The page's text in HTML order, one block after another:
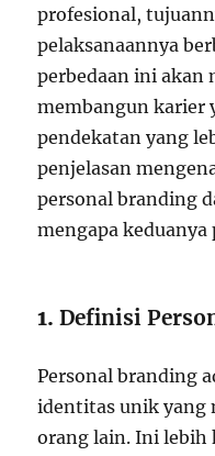
profesional,
pelaksanaannya
perbedaan ini akan
membangun karier
pendekatan yang
penjelasan
personal branding
mengapa
1.Definisi
Personal branding
identitas unik yang
orang lain. Ini lebih